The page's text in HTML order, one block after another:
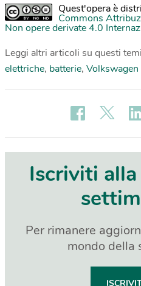
Quest'opera è
Commons
Non opere derivate 4.0
Leggi altri articoli su questi
elettriche, batterie, Volkswagen
Iscriviti
Per rimanere
mondo della